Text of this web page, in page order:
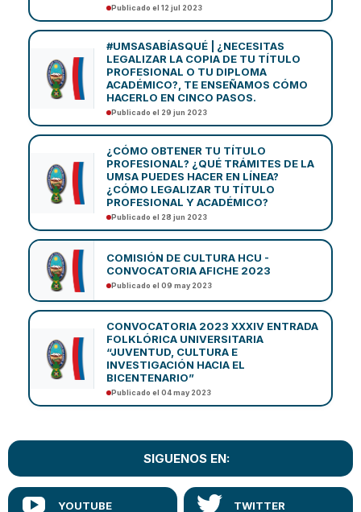
Publicado el 12 jul 2023
#UMSASABÍASQUÉ | ¿NECESITAS
LEGALIZAR LA COPIA DE TU TÍTULO
PROFESIONAL O TU DIPLOMA
ACADÉMICO?, TE ENSEÑAMOS CÓMO
HACERLO EN CINCO PASOS.
Publicado el 29 jun 2023
¿CÓMO OBTENER TU TÍTULO
PROFESIONAL? ¿QUÉ TRÁMITES DE LA
UMSA PUEDES HACER EN LÍNEA?
¿CÓMO LEGALIZAR TU TÍTULO
PROFESIONAL Y ACADÉMICO?
Publicado el 28 jun 2023
COMISIÓN DE CULTURA HCU -
CONVOCATORIA AFICHE 2023
Publicado el 09 may 2023
CONVOCATORIA 2023 XXXIV ENTRADA
FOLKLÓRICA UNIVERSITARIA
“JUVENTUD, CULTURA E
INVESTIGACIÓN HACIA EL
BICENTENARIO”
Publicado el 04 may 2023
SIGUENOS EN: